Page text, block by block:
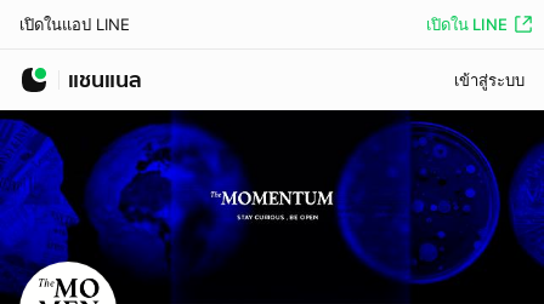
เปิดในแอป LINE เปิดใน LINE
แชนแนล เข้าสู่ระบบ